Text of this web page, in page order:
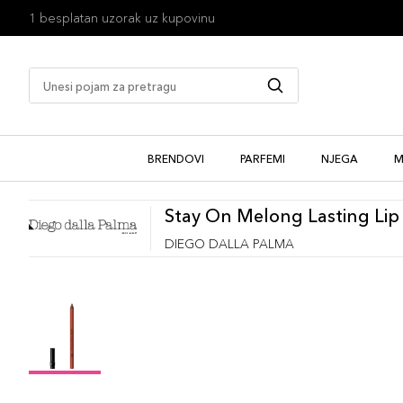
1 besplatan uzorak uz kupovinu
BRENDOVI PARFEMI NJEGA
Stay On Melong Lasting
DIEGO DALLA PALMA